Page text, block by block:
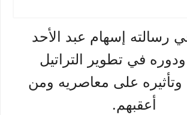
رسالته إسهام عبد الأحد
في تطوير التراتيل
وتأثيره على معاصريه ومن
أعقبهم.